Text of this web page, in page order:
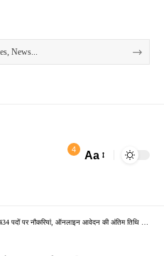
4 Aa
पदों पर नौकरियां, ऑनलाइन आवेदन की अंतिम तिथि 19 अगस्त 2021